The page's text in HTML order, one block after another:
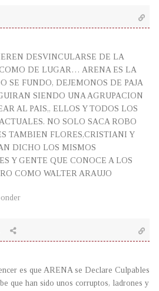
DESVINCULARSE DE LA
DE LUGAR… ARENA ES LA
SE FUNDO, DEJEMONOS DE PAJA
SIENDO UNA AGRUPACION
AL PAIS,, ELLOS Y TODOS LOS
NO SOLO SACA ROBO
TAMBIEN FLORES,CRISTIANI Y
DICHO LOS MISMOS
Y GENTE QUE CONOCE A LOS
COMO WALTER ARAUJO
es que ARENA se Declare Culpables
que han sido unos corruptos, ladrones y